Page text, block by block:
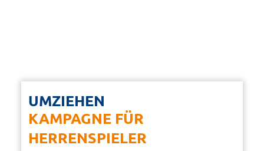
UMZIEHEN
KAMPAGNE FÜR
HERRENSPIELER